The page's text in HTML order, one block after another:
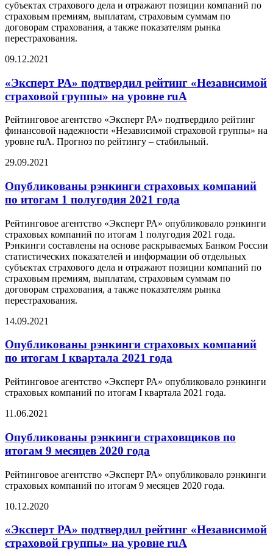
субъектах страхового дела и отражают позиции компаний по
страховым премиям, выплатам, страховым суммам по
договорам страхования, а также показателям рынка
перестрахования.
09.12.2021
«Эксперт РА» подтвердил рейтинг «Независимой
страховой группы» на уровне ruA
Рейтинговое агентство «Эксперт РА» подтвердило рейтинг
финансовой надежности «Независимой страховой группы» на
уровне ruA. Прогноз по рейтингу – стабильный.
29.09.2021
Опубликованы рэнкинги страховых компаний
по итогам 1 полугодия 2021 года
Рейтинговое агентство «Эксперт РА» опубликовало рэнкинги
страховых компаний по итогам 1 полугодия 2021 года.
Рэнкинги составлены на основе раскрываемых Банком России
статистических показателей и информации об отдельных
субъектах страхового дела и отражают позиции компаний по
страховым премиям, выплатам, страховым суммам по
договорам страхования, а также показателям рынка
перестрахования.
14.09.2021
Опубликованы рэнкинги страховых компаний
по итогам I квартала 2021 года
Рейтинговое агентство «Эксперт РА» опубликовало рэнкинги
страховых компаний по итогам I квартала 2021 года.
11.06.2021
Опубликованы рэнкинги страховщиков по
итогам 9 месяцев 2020 года
Рейтинговое агентство «Эксперт РА» опубликовало рэнкинги
страховых компаний по итогам 9 месяцев 2020 года.
10.12.2020
«Эксперт РА» подтвердил рейтинг «Независимой
страховой группы» на уровне ruA